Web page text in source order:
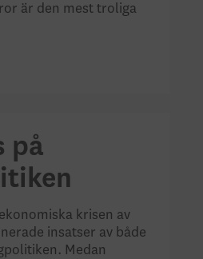
är den mest troliga
på
krisen av
insatser av både
Medan